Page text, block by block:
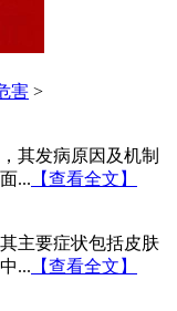
害 >
其发病原因及机制
... 【查看全文】
主要症状包括皮肤
... 【查看全文】